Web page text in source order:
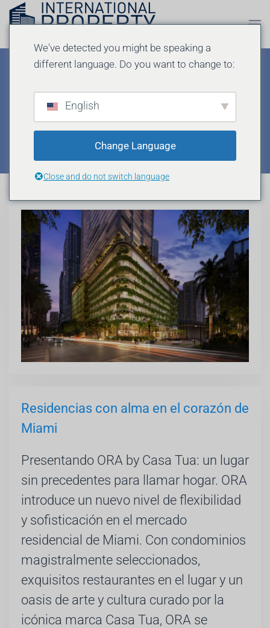
Ir al contenido principal
ORA de Casa Tua
MIAMI
Residencias con alma en el corazón de
Miami
Presentando ORA by Casa Tua: un lugar
sin precedentes para llamar hogar. ORA
introduce un nuevo nivel de flexibilidad
y sofisticación en el mercado
residencial de Miami. Con condominios
magistralmente seleccionados,
exquisitos restaurantes en el lugar y un
oasis de arte y cultura curado por la
icónica marca Casa Tua, ORA se
We've detected you might be speaking a
different language. Do you want to change to:
English
Change Language
Close and do not switch language